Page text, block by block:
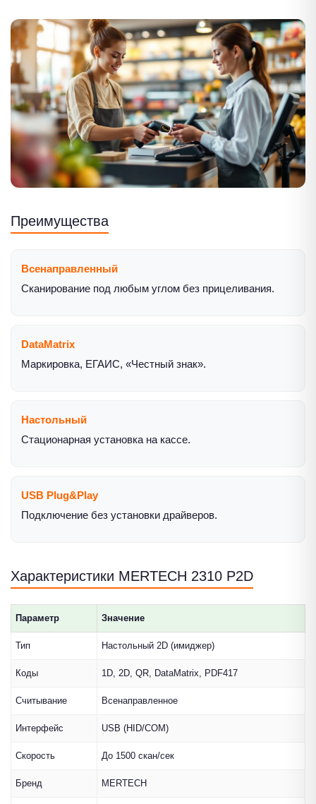
Преимущества
Всенаправленный
Сканирование под любым углом без прицеливания.
DataMatrix
Маркировка, ЕГАИС, «Честный знак».
Настольный
Стационарная установка на кассе.
USB Plug&Play
Подключение без установки драйверов.
Характеристики MERTECH 2310 P2D
Параметр Значение
Тип Настольный 2D (имиджер)
Коды 1D, 2D, QR, DataMatrix, PDF417
Считывание Всенаправленное
Интерфейс USB (HID/COM)
Скорость До 1500 скан/сек
Бренд MERTECH